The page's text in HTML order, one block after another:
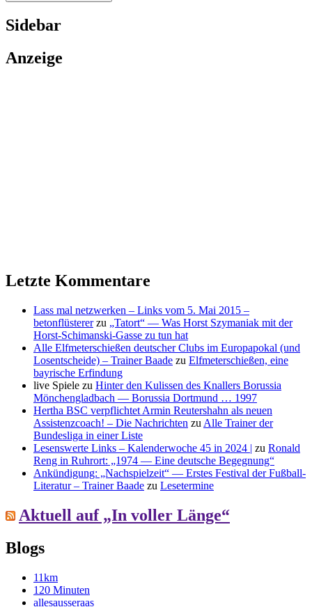
Sidebar
Anzeige
Letzte Kommentare
Lass mal netzwerken – Links vom 5. Mai 2015 –
betonflüstererzu „Tatort“ — Was Horst Szymaniak mit der
Horst-Schimanski-Gasse zu tun hat
Alle Elfmeterschießen deutscher Clubs im Europapokal (und
Losentscheide) – Trainer Baade zu Elfmeterschießen, eine
bayrische Erfindung
live Spiele zu Hinter den Kulissen des Knallers Borussia
Mönchengladbach — Borussia Dortmund … 1997
Hertha BSC verpflichtet Armin Reutershahn als neuen
Assistenzcoach! – Die Nachrichten zu Alle Trainer der
Bundesliga in einer Liste
Lesenswerte Links – Kalenderwoche 45 in 2024 | zu Ronald
Reng in Ruhrort: „1974 — Eine deutsche Begegnung“
Ankündigung: „Nachspielzeit“ — Erstes Festival der Fußball-
Literatur – Trainer Baade zu Lesetermine
Aktuell auf „In voller Länge“
Blogs
11km
120 Minuten
allesausseraas